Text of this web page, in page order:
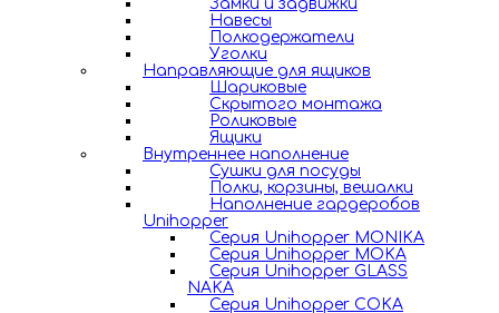
Замки и задвижки
Навесы
Полкодержатели
Уголки
Направляющие для ящиков
Шариковые
Скрытого монтажа
Роликовые
Ящики
Внутреннее наполнение
Сушки для посуды
Полки, корзины, вешалки
Наполнение гардеробов
Unihopper
Серия Unihopper MONIKA
Серия Unihopper MOKA
Серия Unihopper GLASS
NAKA
Серия Unihopper COKA